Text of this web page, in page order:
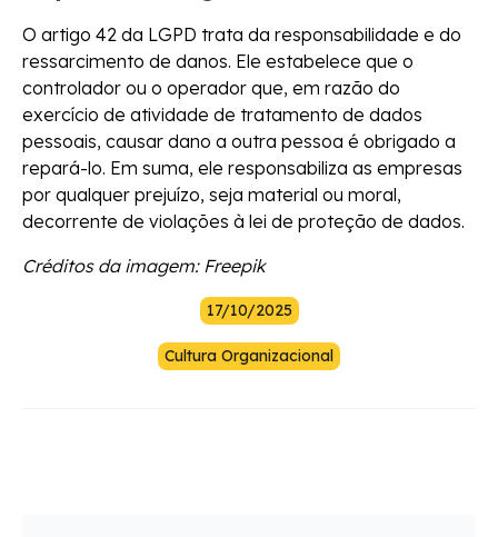
O artigo 42 da LGPD trata da responsabilidade e do
ressarcimento de danos. Ele estabelece que o
controlador ou o operador que, em razão do
exercício de atividade de tratamento de dados
pessoais, causar dano a outra pessoa é obrigado a
repará-lo. Em suma, ele responsabiliza as empresas
por qualquer prejuízo, seja material ou moral,
decorrente de violações à lei de proteção de dados.
Créditos da imagem: Freepik
17/10/2025
Cultura Organizacional